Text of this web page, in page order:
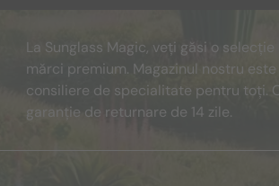
La Sunglass Magic, veți găsi o
mărci premium. Magazinul nostru
consiliere de specialitate pentru toți.
garanție de returnare de 14 zile.